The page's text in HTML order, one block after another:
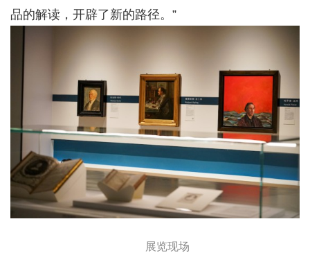
品的解读，开辟了新的路径。”
展览现场